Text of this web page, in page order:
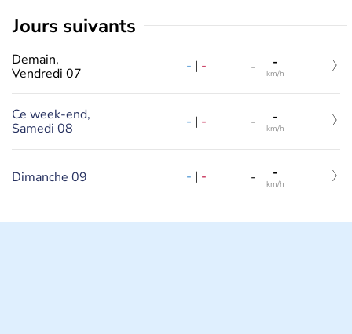
jours suivants
Demain,
Vendredi 07
- | - - -
km/h
Ce week-end,
Samedi 08
- | - - -
km/h
Dimanche 09 - | - - -
km/h